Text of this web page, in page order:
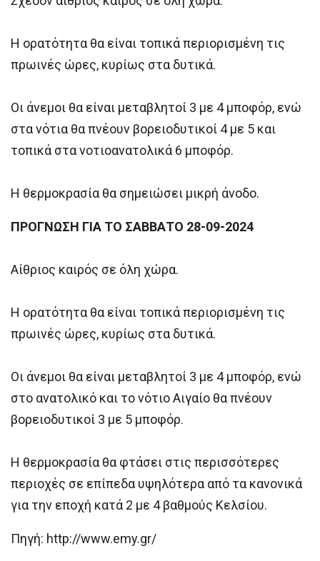
Η ορατότητα θα είναι τοπικά περιορισμένη τις
πρωινές ώρες, κυρίως στα δυτικά.
Οι άνεμοι θα είναι μεταβλητοί 3 με 4 μποφόρ, ενώ
στα νότια θα πνέουν βορειοδυτικοί 4 με 5 και
τοπικά στα νοτιοανατολικά 6 μποφόρ.
Η θερμοκρασία θα σημειώσει μικρή άνοδο.
ΠΡΟΓΝΩΣΗ ΓΙΑ ΤΟ ΣΑΒΒΑΤΟ 28-09-2024
Αίθριος καιρός σε όλη χώρα.
Η ορατότητα θα είναι τοπικά περιορισμένη τις
πρωινές ώρες, κυρίως στα δυτικά.
Οι άνεμοι θα είναι μεταβλητοί 3 με 4 μποφόρ, ενώ
στο ανατολικό και το νότιο Αιγαίο θα πνέουν
βορειοδυτικοί 3 με 5 μποφόρ.
Η θερμοκρασία θα φτάσει στις περισσότερες
περιοχές σε επίπεδα υψηλότερα από τα κανονικά
για την εποχή κατά 2 με 4 βαθμούς Κελσίου.
Πηγή: http://www.emy.gr/